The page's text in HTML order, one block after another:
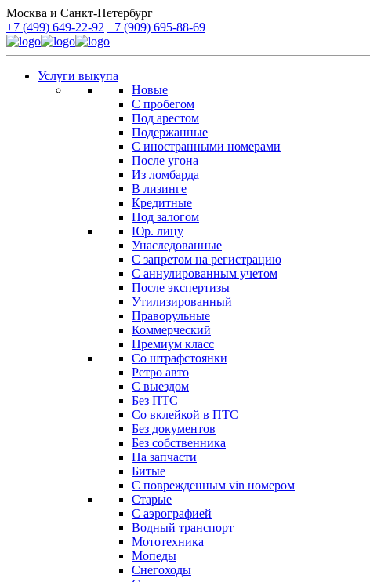
Москва и Санкт-Петербург
+7 (499) 649-22-92 +7 (909) 695-88-69
Услуги выкупа
Новые
С пробегом
Под арестом
Подержанные
С иностранными номерами
После угона
Из ломбарда
В лизинге
Кредитные
Под залогом
Юр. лицу
Унаследованные
С запретом на регистрацию
С аннулированным учетом
После экспертизы
Утилизированный
Праворульные
Коммерческий
Премиум класс
Со штрафстоянки
Ретро авто
С выездом
Без ПТС
Со вклейкой в ПТС
Без документов
Без собственника
На запчасти
Битые
С поврежденным vin номером
Старые
С аэрографией
Водный транспорт
Мототехника
Мопеды
Снегоходы